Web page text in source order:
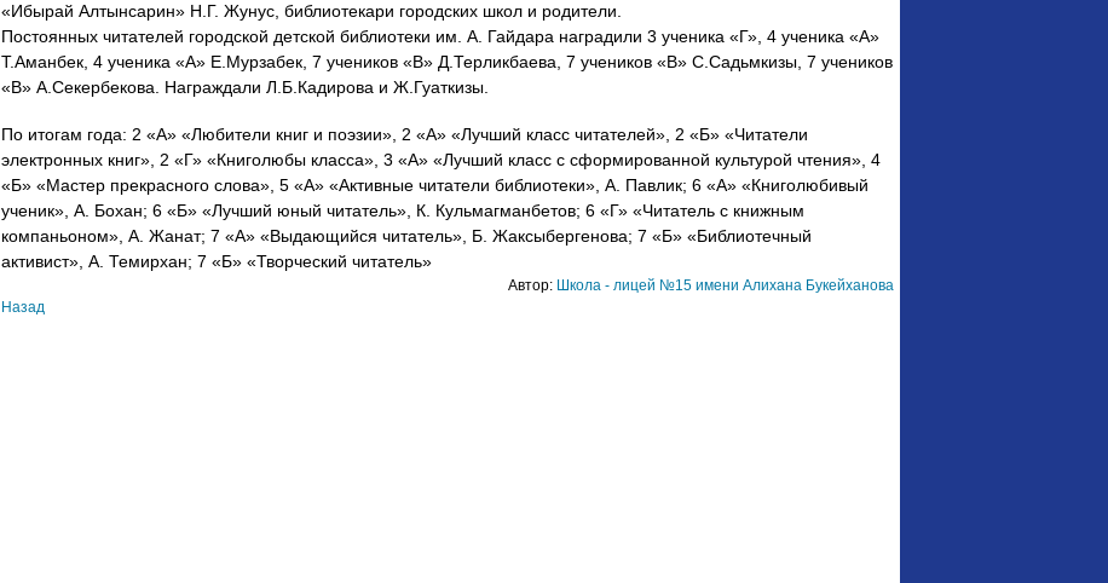
«Ибырай Алтынсарин» Н.Г. Жунус, библиотекари городских школ и родители.
Постоянных читателей городской детской библиотеки им. А. Гайдара наградили 3 ученика «Г», 4 ученика «А»
Т.Аманбек, 4 ученика «А» Е.Мурзабек, 7 учеников «В» Д.Терликбаева, 7 учеников «В» С.Садьмкизы, 7 учеников
«В» А.Секербекова. Награждали Л.Б.Кадирова и Ж.Гуаткизы.
По итогам года: 2 «А» «Любители книг и поэзии», 2 «А» «Лучший класс читателей», 2 «Б» «Читатели
электронных книг», 2 «Г» «Книголюбы класса», 3 «А» «Лучший класс с сформированной культурой чтения», 4
«Б» «Мастер прекрасного слова», 5 «А» «Активные читатели библиотеки», А. Павлик; 6 «А» «Книголюбивый
ученик», А. Бохан; 6 «Б» «Лучший юный читатель», К. Кульмагманбетов; 6 «Г» «Читатель с книжным
компаньоном», А. Жанат; 7 «А» «Выдающийся читатель», Б. Жаксыбергенова; 7 «Б» «Библиотечный
активист», А. Темирхан; 7 «Б» «Творческий читатель»
Автор: Школа - лицей №15 имени Алихана Букейханова
Назад